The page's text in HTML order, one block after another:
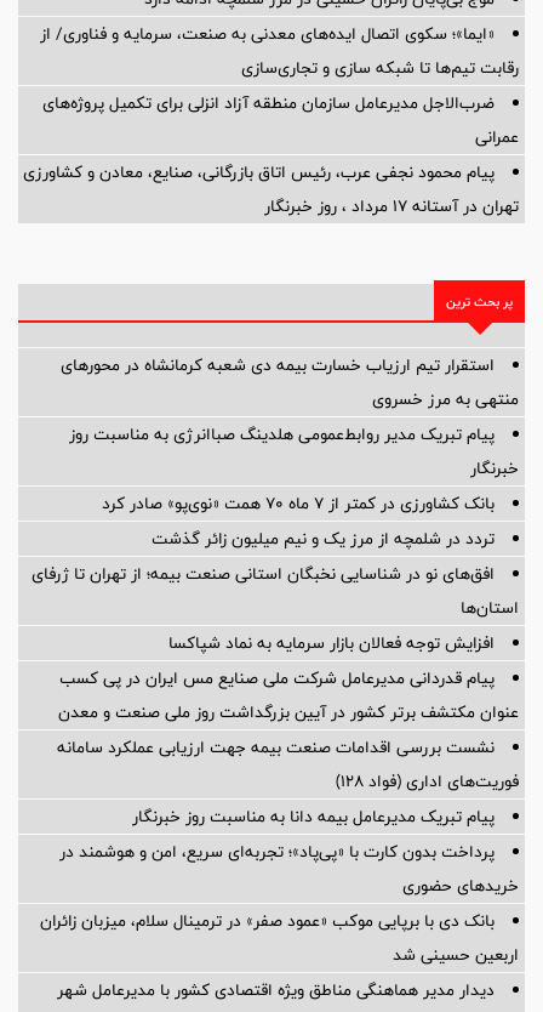
«ایما»؛ سکوی اتصال ایده‌های معدنی به صنعت، سرمایه و فناوری/ از
رقابت تیم‌ها تا شبکه سازی و تجاری‌سازی
ضرب‌الاجل مدیرعامل سازمان منطقه آزاد انزلی برای تكمیل پروژه‌های
عمرانی
پیام محمود نجفی عرب، رئیس اتاق بازرگانی، صنایع، معادن و کشاورزی
تهران در آستانه 17 مرداد ، روز خبرنگار
پر بحث ترین
استقرار تیم ارزیاب خسارت بیمه دی شعبه کرمانشاه در محورهای
منتهی به مرز خسروی
پیام تبریک مدیر روابط‌عمومی هلدینگ صباانرژی به مناسبت روز
خبرنگار
بانک کشاورزی در کمتر از ۷ ماه ۷۰ همت «نوی‌پو» صادر کرد
تردد در شلمچه از مرز یک و نیم میلیون زائر گذشت
افق‌های نو در شناسایی نخبگان استانی صنعت بیمه؛ از تهران تا ژرفای
استان‌ها
افزایش توجه فعالان بازار سرمایه به نماد شپاکسا
پیام قدردانی مدیرعامل شرکت ملی صنایع مس ایران در پی کسب
عنوان مکتشف برتر کشور در آیین بزرگداشت روز ملی صنعت و معدن
نشست بررسی اقدامات صنعت بیمه جهت ارزیابی عملکرد سامانه
فوریت‌های اداری (فواد ۱۲۸)
پیام ‌تبریک‌ مدیرعامل بیمه دانا به مناسبت روز خبرنگار
پرداخت بدون کارت با «پی‌پاد»؛ تجربه‌ای سریع، امن و هوشمند در
خریدهای حضوری
بانک دی با برپایی موکب «عمود صفر» در ترمینال سلام، میزبان زائران
اربعین حسینی شد
دیدار مدیر هماهنگی مناطق ویژه اقتصادی کشور با مدیرعامل شهر